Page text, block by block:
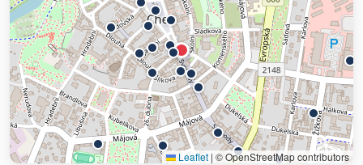
Leaflet | © OpenStreetMap contributors